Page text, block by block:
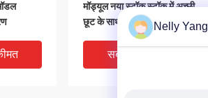
मॉड्यूल नया स्टॉक स्टॉक में अच्छी
छूट के साथ
सबसे अच्छी कीमत
Nelly Yang